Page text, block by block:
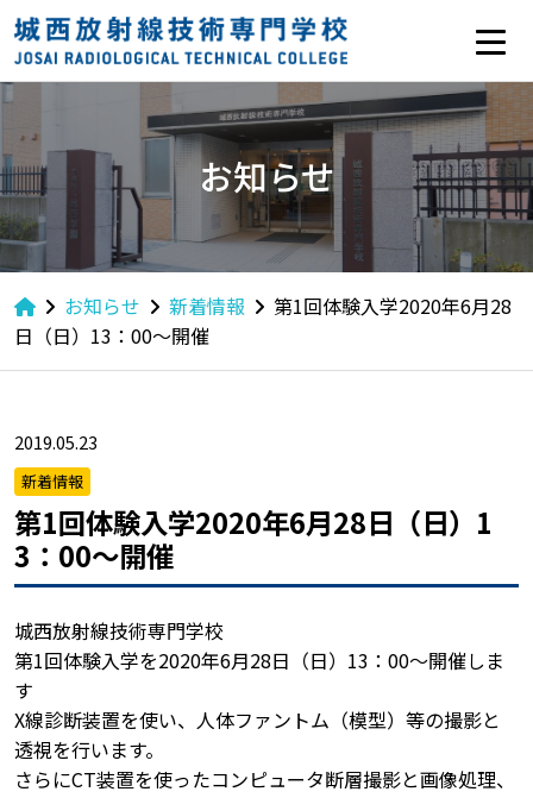
お知らせ
お知らせ 新着情報
第1回体験入学2020年6月28
日（日）13：00〜開催
2019.05.23
新着情報
第1回体験入学2020年6月28日（日）1
3：00〜開催
城西放射線技術専門学校
第1回体験入学を2020年6月28日（日）13：00〜開催しま
す
X線診断装置を使い、人体ファントム（模型）等の撮影と
透視を行います。
さらにCT装置を使ったコンピュータ断層撮影と画像処理、